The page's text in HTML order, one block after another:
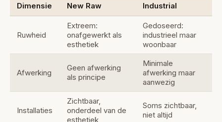
Dimensie New Raw Industrial
Ruwheid
Extreem:
onafgewerkt als
esthetiek
Gedoseerd:
industrieel maar
woonbaar
Afwerking
Geen afwerking
als principe
Minimale
afwerking maar
aanwezig
Installaties
Zichtbaar,
onderdeel van de
esthetiek
Soms zichtbaar,
niet altijd